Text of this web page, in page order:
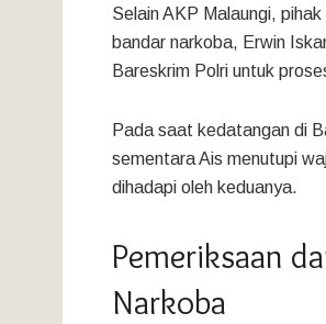
Selain AKP Malaungi,
bandar narkoba, Erwin
Bareskrim Polri untuk
Pada saat kedatangan di
sementara Ais menutupi
dihadapi oleh keduanya.
Pemeriksaan
Narkoba